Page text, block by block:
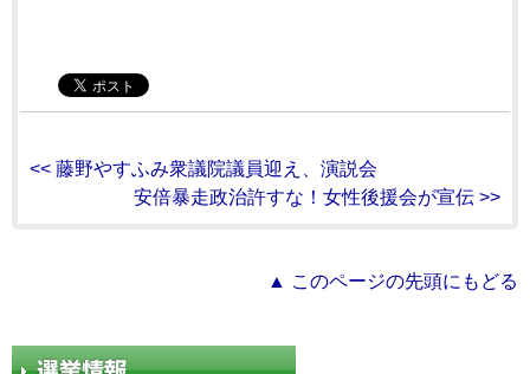
<< 藤野やすふみ衆議院議員迎え、演説会
安倍暴走政治許すな！女性後援会が宣伝 >>
▲ このページの先頭にもどる